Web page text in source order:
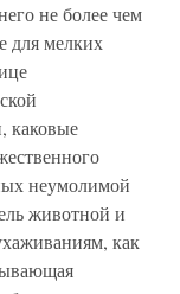
не более чем
для мелких
каковые
неумолимой
животной и
как